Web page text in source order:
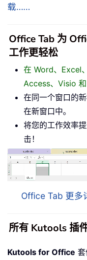
载……
Office Tab 为
工作更轻松
在 Word、Excel
Access、Visio
在同一个窗口的
在新窗口中。
将您的工作效率
击！
Office Tab 更
所有 Kutools 插
Kutools for Office